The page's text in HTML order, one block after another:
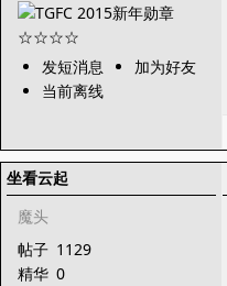
发短消息
加为好友
当前离线
坐看云起
魔头
帖子 1129
精华 0